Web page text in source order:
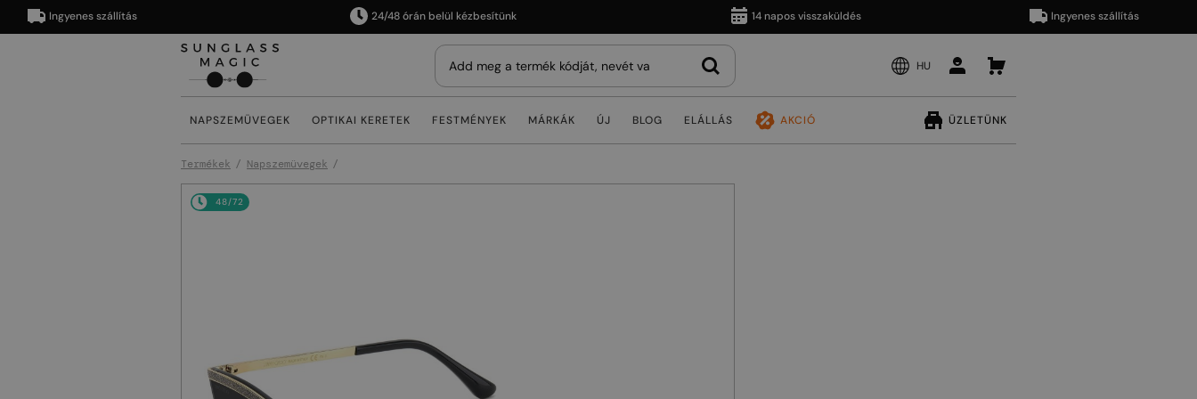
Ingyenes szállítás 24/48 órán belül kézbesítünk 14 napos visszaküldés Ingyenes szállítás
HU
NAPSZEMÜVEGEK OPTIKAI KERETEK FESTMÉNYEK MÁRKÁK ÚJ BLOG ELÁLLÁS AKCIÓ ÜZLETÜNK
Termékek Napszemüvegek
48/72